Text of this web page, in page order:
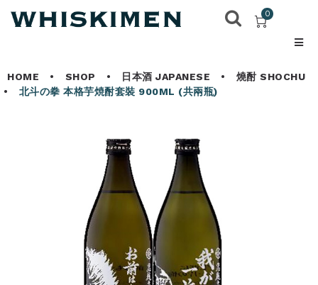
0
HOME • SHOP • 日本酒 JAPANESE •
燒酎 SHOCHU
•
北斗の拳 本格芋焼酎套裝 900ML (共兩瓶)